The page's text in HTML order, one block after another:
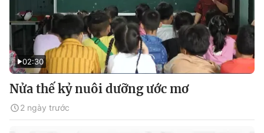
02:30
Nửa thế kỷ nuôi dưỡng ước mơ
2 ngày trước